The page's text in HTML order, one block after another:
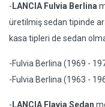
- LANCIA Fulvia Berlina
üretilmiş sedan tipinde
kasa tipleri de sedan
-Fulvia Berlina (1969 -
-Fulvia Berlina (1963 -
- LANCIA Flavia Sedan